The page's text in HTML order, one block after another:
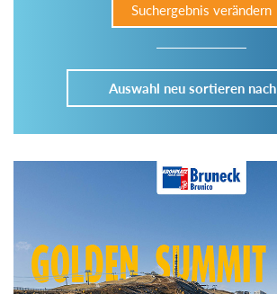
Suchergebnis verändern
Auswahl neu sortieren nach
Im Tourenarchiv suchen